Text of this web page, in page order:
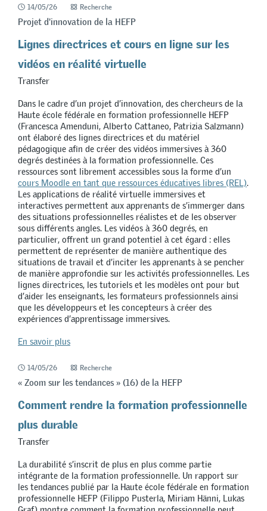
14/05/26 Recherche
Projet d'innovation de la HEFP
Lignes directrices et cours en ligne sur les
vidéos en réalité virtuelle
Transfer
Dans le cadre d’un projet d’innovation, des chercheurs de la
Haute école fédérale en formation professionnelle HEFP
(Francesca Amenduni, Alberto Cattaneo, Patrizia Salzmann)
ont élaboré des lignes directrices et du matériel
pédagogique afin de créer des vidéos immersives à 360
degrés destinées à la formation professionnelle. Ces
ressources sont librement accessibles sous la forme d’un
cours Moodle en tant que ressources éducatives libres (REL).
Les applications de réalité virtuelle immersives et
interactives permettent aux apprenants de s’immerger dans
des situations professionnelles réalistes et de les observer
sous différents angles. Les vidéos à 360 degrés, en
particulier, offrent un grand potentiel à cet égard : elles
permettent de représenter de manière authentique des
situations de travail et d’inciter les apprenants à se pencher
de manière approfondie sur les activités professionnelles. Les
lignes directrices, les tutoriels et les modèles ont pour but
d’aider les enseignants, les formateurs professionnels ainsi
que les développeurs et les concepteurs à créer des
expériences d’apprentissage immersives.
En savoir plus
14/05/26 Recherche
« Zoom sur les tendances » (16) de la HEFP
Comment rendre la formation professionnelle
plus durable
Transfer
La durabilité s’inscrit de plus en plus comme partie
intégrante de la formation professionnelle. Un rapport sur
les tendances publié par la Haute école fédérale en formation
professionnelle HEFP (Filippo Pusterla, Miriam Hänni, Lukas